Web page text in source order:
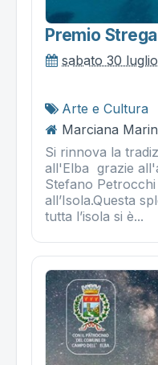
Premio
sabato 30
Arte e Cultura
Marciana
Si rinnova la
all'Elba grazie
Stefano
all’Isola.Questa
tutta l’isola si è...